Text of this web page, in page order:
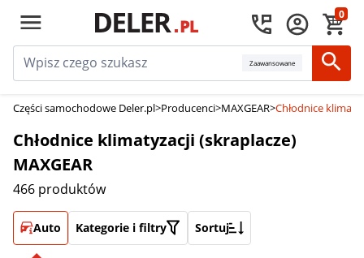
0
Zaawansowane
Części samochodowe Deler.pl>Producenci>MAXGEAR>Chłodnice
Chłodnice klimatyzacji (skraplacze)
MAXGEAR
466 produktów
Auto Kategorie i filtry Sortuj